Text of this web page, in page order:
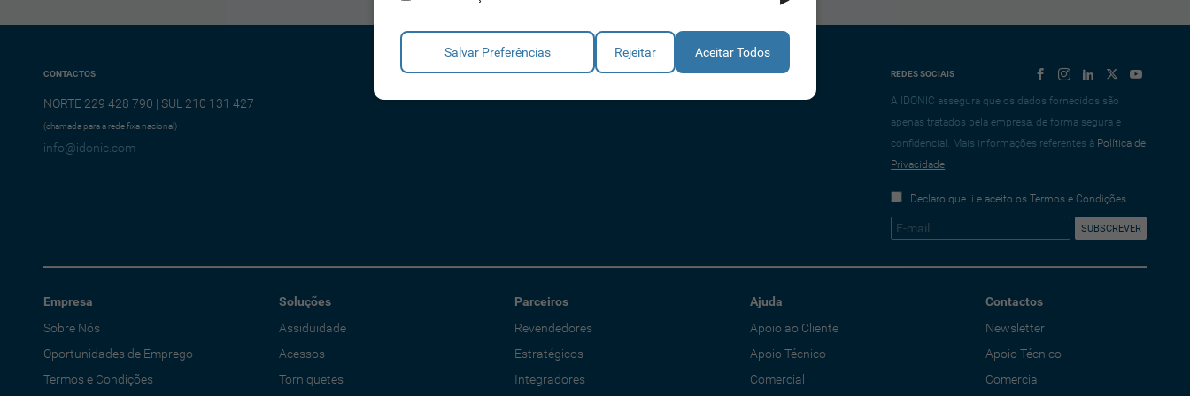
CONTACTOS
NORTE 229 428 790 | SUL 210 131 427
(chamada para a rede fixa nacional)
info@idonic.com
REDES SOCIAIS
A IDONIC assegura que os dados fornecidos são
apenas tratados pela empresa, de forma segura e
confidencial. Mais informações referentes à Política de
Privacidade
Declaro que li e aceito os Termos e Condições
Empresa
Sobre Nós
Oportunidades de Emprego
Termos e Condições
Soluções
Assiduidade
Acessos
Torniquetes
Parceiros
Revendedores
Estratégicos
Integradores
Ajuda
Apoio ao Cliente
Apoio Técnico
Comercial
Contactos
Newsletter
Apoio Técnico
Comercial
Salvar Preferências Rejeitar Aceitar Todos